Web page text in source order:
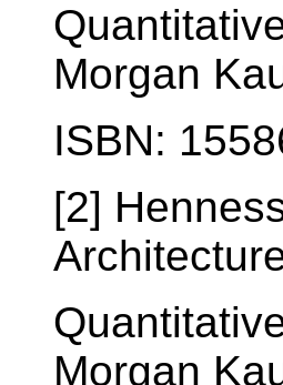
Morgan
ISBN:
[2]
Morgan